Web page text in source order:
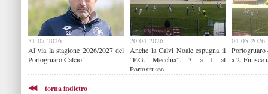
31-07-2026
Al via la stagione 2026/2027 del
Portogruaro Calcio.
20-04-2026
Anche la Calvi Noale espugna il
“P.G. Mecchia”. 3 a 1 al
Portogruaro
04-05-2026
a 2. Finisce
torna indietro